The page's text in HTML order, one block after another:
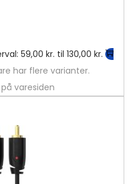
59,00 kr. til 130,00 kr.
har flere varianter.
varesiden